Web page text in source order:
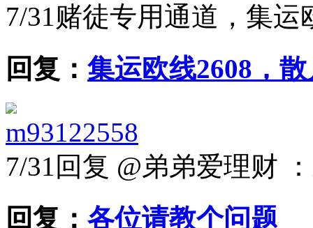
7/31 赌徒专用通道，集运
回复： 集运欧线2608，
m93122558
7/31 回复 @弟弟爱理财
回复： 各位请教个问题